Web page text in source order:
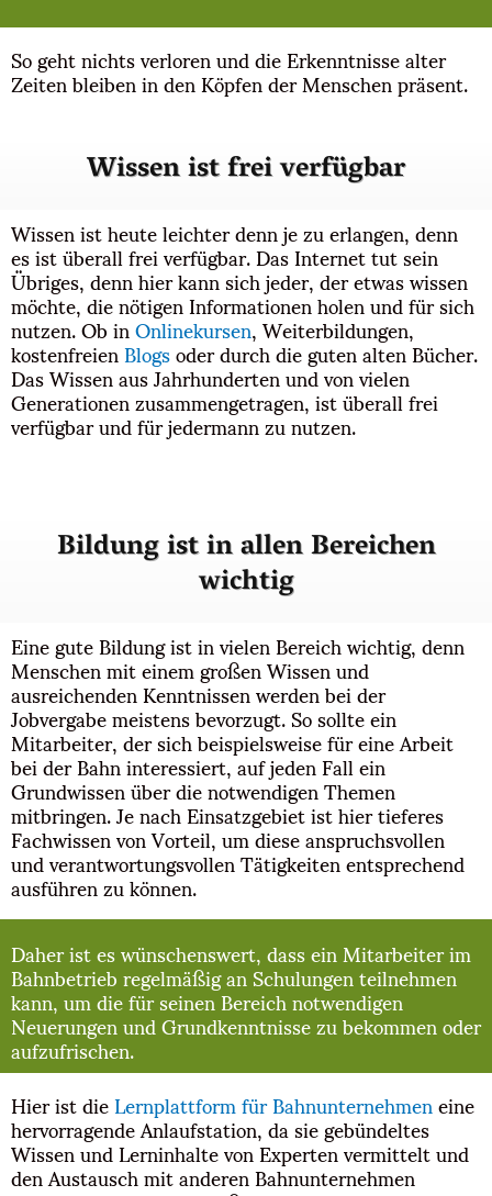
So geht nichts verloren und die Erkenntnisse alter
Zeiten bleiben in den Köpfen der Menschen präsent.
Wissen ist frei verfügbar
Wissen ist heute leichter denn je zu erlangen, denn
es ist überall frei verfügbar. Das Internet tut sein
Übriges, denn hier kann sich jeder, der etwas wissen
möchte, die nötigen Informationen holen und für sich
nutzen. Ob inOnlinekursen, Weiterbildungen,
kostenfreienBlogsoder durch die guten alten Bücher.
Das Wissen aus Jahrhunderten und von vielen
Generationen zusammengetragen, ist überall frei
verfügbar und für jedermann zu nutzen.
Bildung ist in allen Bereichen
wichtig
Eine gute Bildung ist in vielen Bereich wichtig, denn
Menschen mit einem großen Wissen und
ausreichenden Kenntnissen werden bei der
Jobvergabe meistens bevorzugt. So sollte ein
Mitarbeiter, der sich beispielsweise für eine Arbeit
bei der Bahn interessiert, auf jeden Fall ein
Grundwissen über die notwendigen Themen
mitbringen. Je nach Einsatzgebiet ist hier tieferes
Fachwissen von Vorteil, um diese anspruchsvollen
und verantwortungsvollen Tätigkeiten entsprechend
ausführen zu können.
Daher ist es wünschenswert, dass ein Mitarbeiter im
Bahnbetrieb regelmäßig an Schulungen teilnehmen
kann, um die für seinen Bereich notwendigen
Neuerungen und Grundkenntnisse zu bekommen oder
aufzufrischen.
Hier ist dieLernplattform für Bahnunternehmeneine
hervorragende Anlaufstation, da sie gebündeltes
Wissen und Lerninhalte von Experten vermittelt und
den Austausch mit anderen Bahnunternehmen